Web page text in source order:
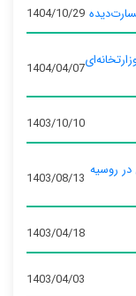
1404/10/29
1404/04/07
1403/10/10
در روسیه 1403/08/13
1403/04/18
1403/04/03